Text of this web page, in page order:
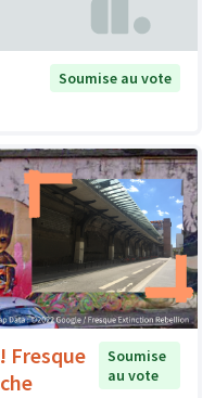
Soumise au vote
Fresque
Soumise
au vote